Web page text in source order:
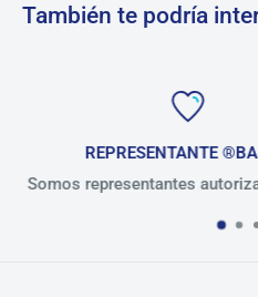
También te podría
en Perú